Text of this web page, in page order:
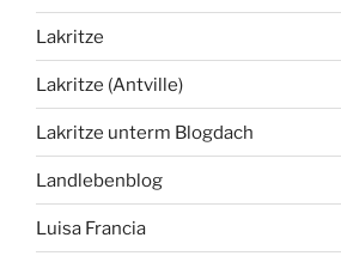
Lakritze
Lakritze (Antville)
Lakritze unterm Blogdach
Landlebenblog
Luisa Francia